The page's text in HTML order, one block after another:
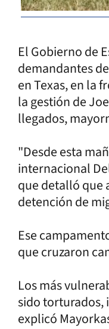
El Gobierno de
demandantes
en Texas, en la
la gestión de
llegados,
"Desde esta
internacional
que detalló que
detención de
Ese
que cruzaron
Los más
sido torturados,
explicó